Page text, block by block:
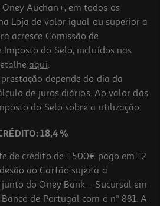
Album Mint Green
Auchan+, em todos os
Loja de valor igual ou superior a
acresce Comissão de
do Selo, incluídos nas
aqui.
depende do dia da
de juros diários. Ao valor das
do Selo sobre a utilização
18,4 %
de crédito de 1.500€ pago em 12
ao Cartão sujeita a
do Oney Bank – Sucursal em
de Portugal com o nº 881. A